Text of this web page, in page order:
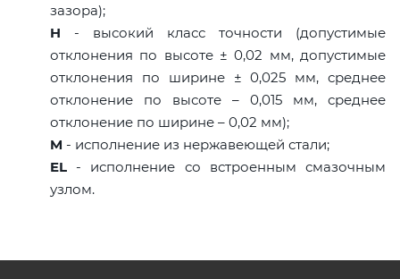
зазора);
H - высокий класс точности (допустимые
отклонения по высоте ± 0,02 мм, допустимые
отклонения по ширине ± 0,025 мм, среднее
отклонение по высоте – 0,015 мм, среднее
отклонение по ширине – 0,02 мм);
M - исполнение из нержавеющей стали;
EL - исполнение со встроенным смазочным
узлом.